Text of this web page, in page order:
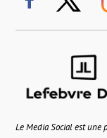
Le Media Social est